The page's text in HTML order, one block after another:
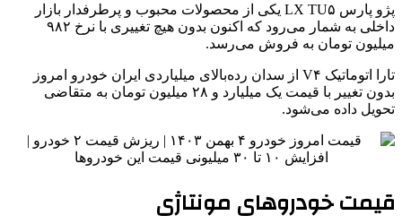
پژو پارس LX TU۵ یکی از محصولات محبوب و پرطرفدار بازار
داخلی به شمار می‌رود که اکنون بدون هیچ تغییری با نرخ ۹۸۲
میلیون تومان به فروش می‌رسد.
تارا اتوماتیک V۴ از سدان رده‌بالای میلیاردی ایران خودرو امروز
بدون تغییر با قیمت یک میلیارد و ۲۸ میلیون تومان به متقاضی
تحویل داده می‌شود.
قیمت خودروهای مونتاژی